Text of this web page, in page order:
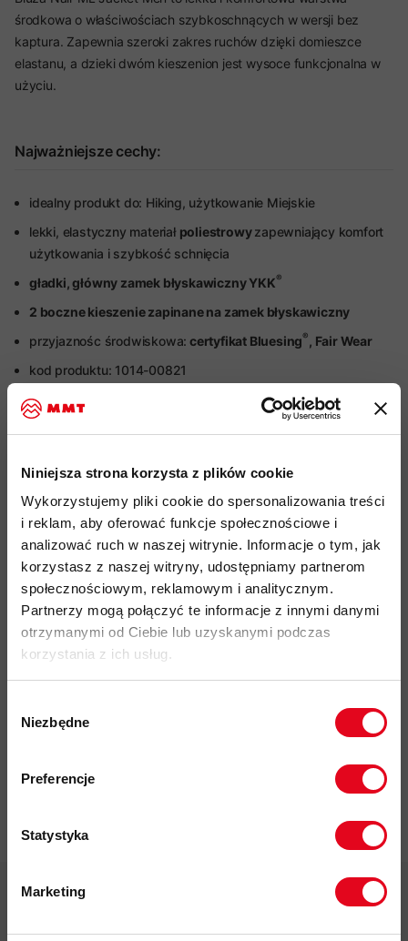
Niniejsza strona korzysta z plików cookie
Wykorzystujemy pliki cookie do spersonalizowania treści
i reklam, aby oferować funkcje społecznościowe i
analizować ruch w naszej witrynie. Informacje o tym, jak
korzystasz z naszej witryny, udostępniamy partnerom
społecznościowym, reklamowym i analitycznym.
Partnerzy mogą połączyć te informacje z innymi danymi
otrzymanymi od Ciebie lub uzyskanymi podczas
korzystania z ich usług.
zgody
Niezbędne
Preferencje
Statystyka
Marketing
środkowa o właściwościach szybkoschnących w wersji bez
kaptura. Zapewnia szeroki zakres ruchów dzięki domieszce
elastanu, a dzieki dwóm kieszenion jest wysoce funkcjonalna w
użyciu.
Najważniejsze cechy:
idealny produkt do: Hiking, użytkowanie Miejskie
lekki, elastyczny materiał poliestrowyzapewniający komfort
użytkowania i szybkość schnięcia
gładki, główny zamek błyskawiczny YKK®
2 boczne kieszenie zapinane na zamek błyskawiczny
przyjaznośc środwiskowa: certyfikat Bluesing® , Fair Wear
kod produktu: 1014-00821
Więcej o produkcie
Specyfikacja
Do tego produktu rekomendujemy
Impregnat do
zgodnie z Polityką prywatności.